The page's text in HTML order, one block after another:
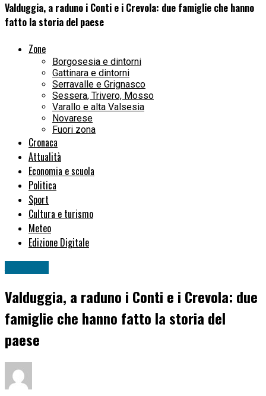
Valduggia, a raduno i Conti e i Crevola: due famiglie che hanno
fatto la storia del paese
Zone
Borgosesia e dintorni
Gattinara e dintorni
Serravalle e Grignasco
Sessera, Trivero, Mosso
Varallo e alta Valsesia
Novarese
Fuori zona
Cronaca
Attualità
Economia e scuola
Politica
Sport
Cultura e turismo
Meteo
Edizione Digitale
Valduggia, a raduno i Conti e i Crevola: due
famiglie che hanno fatto la storia del
paese